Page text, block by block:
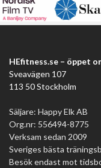
HEfitness.se – öppet
Sveavägen 107
113 50 Stockholm
Säljare: Happy Elk AB
Org.nr: 556494-8775
Verksam sedan 2009
Sveriges bästa
Besök endast mot